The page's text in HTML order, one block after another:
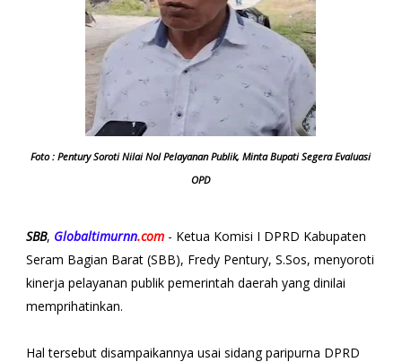
Foto : Pentury Soroti Nilai Nol Pelayanan Publik, Minta Bupati Segera Evaluasi
OPD
SBB, Globaltimurnn.com- Ketua Komisi I DPRD Kabupaten
Seram Bagian Barat (SBB), Fredy Pentury, S.Sos, menyoroti
kinerja pelayanan publik pemerintah daerah yang dinilai
memprihatinkan.
Hal tersebut disampaikannya usai sidang paripurna DPRD